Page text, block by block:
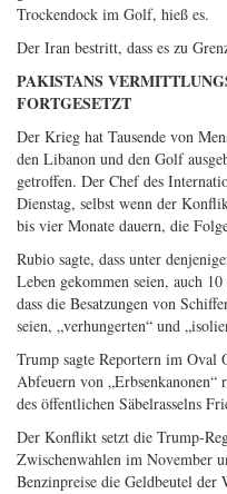
Trockendock im Golf, hieß es.
Der Iran bestritt, dass es zu
PAKISTANS
FORTGESETZT
Der Krieg hat Tausende von
den Libanon und den Golf
getroffen. Der Chef des
Dienstag, selbst wenn der
bis vier Monate dauern, die
Rubio sagte, dass unter
Leben gekommen seien, auch
dass die Besatzungen von
seien, „verhungerten“ und
Trump sagte Reportern im Oval
Abfeuern von
des öffentlichen Säbelrasselns
Der Konflikt setzt die Trump-
Zwischenwahlen im November
Benzinpreise die Geldbeutel der